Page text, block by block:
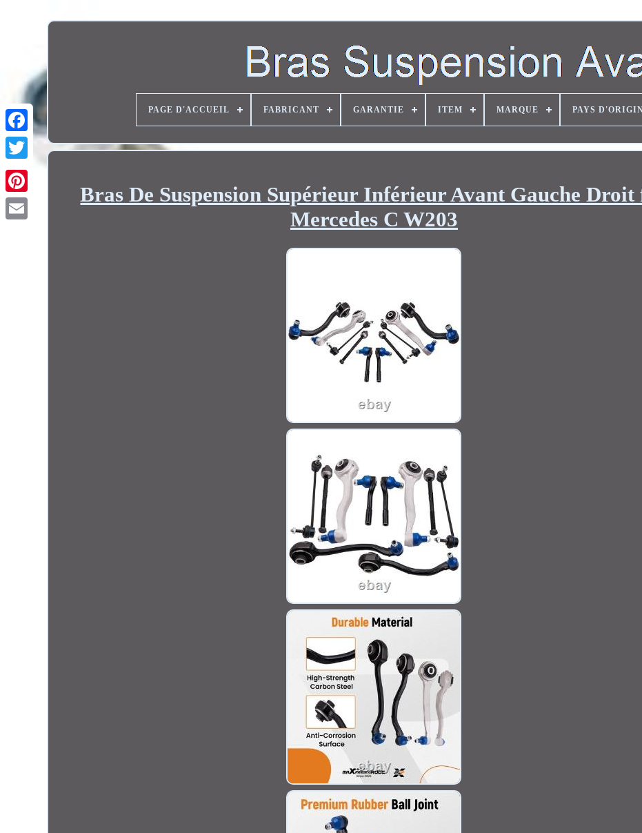
Twitter
PAGE D'ACCUEIL FABRICANT GARANTIE ITEM MARQUE PAYS
Bras De Suspension Supérieur Inférieur Avant Gauche Droit
Mercedes C W203